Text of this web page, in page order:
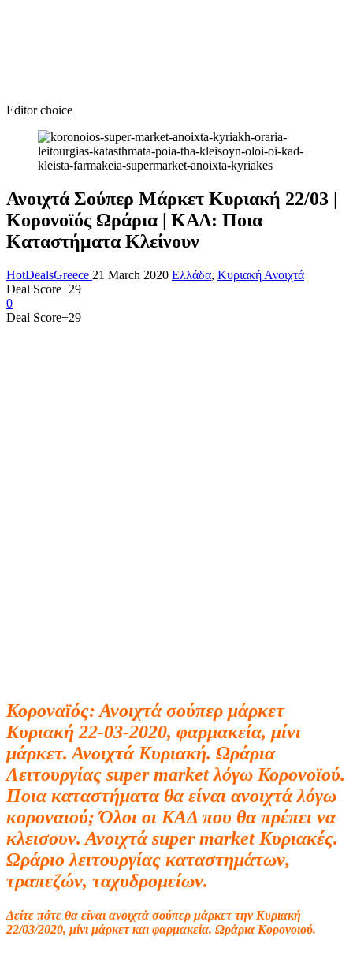
Editor choice
Ανοιχτά Σούπερ Μάρκετ Κυριακή 22/03 |
Κορονοϊός Ωράρια | ΚΑΔ: Ποια
Καταστήματα Κλείνουν
HotDealsGreece 21 March 2020 Ελλάδα, Κυριακή Ανοιχτά
Deal Score+29
0
Deal Score+29
Κοροναϊός: Ανοιχτά σούπερ μάρκετ
Κυριακή 22-03-2020, φαρμακεία, μίνι
μάρκετ. Ανοιχτά Κυριακή. Ωράρια
Λειτουργίας super market λόγω Κορονοϊού.
Ποια καταστήματα θα είναι ανοιχτά λόγω
κοροναιού; Όλοι οι ΚΑΔ που θα πρέπει να
κλεισουν. Ανοιχτά super market Κυριακές.
Ωράριο λειτουργίας καταστημάτων,
τραπεζών, ταχυδρομείων.
Δείτε πότε θα είναι ανοιχτά σούπερ μάρκετ την Κυριακή
22/03/2020, μίνι μάρκετ και φαρμακεία. Ωράρια Κορονοιού.